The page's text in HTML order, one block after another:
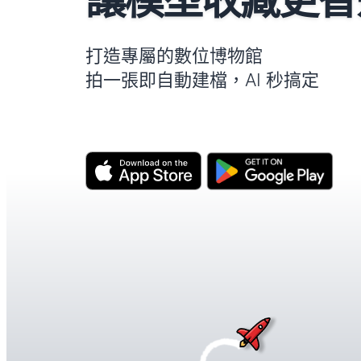
打造專屬的數位博物館
拍一張即自動建檔，AI 秒搞定